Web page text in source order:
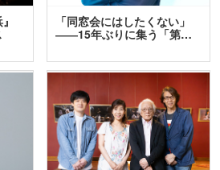
「同窓会にはしたくない」
――15年ぶりに集う「第…